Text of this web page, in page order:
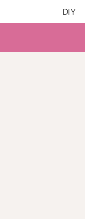
DIY